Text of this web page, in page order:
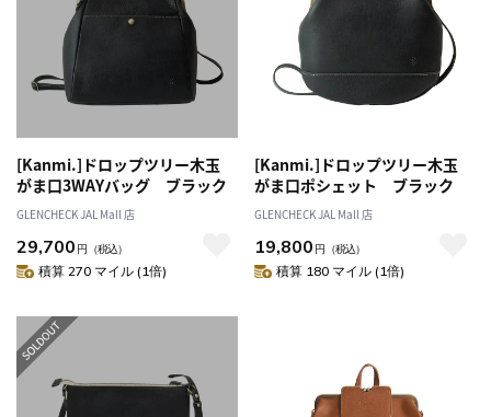
[Kanmi.]ドロップツリー木玉
がま口3WAYバッグ ブラック
GLENCHECK JAL Mall 店
29,700 円 （税込）
積算 270 マイル (1倍)
[Kanmi.]ドロップツリー木玉
がま口ポシェット ブラック
GLENCHECK JAL Mall 店
19,800 円 （税込）
積算 180 マイル (1倍)